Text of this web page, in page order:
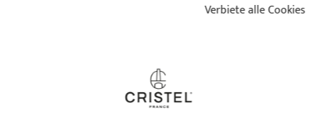
Verbiete alle Cookies